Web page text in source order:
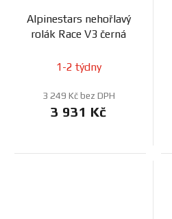
Alpinestars nehořlavý
rolák Race V3 černá
1-2 týdny
3 249 Kč bez DPH
3 931 Kč